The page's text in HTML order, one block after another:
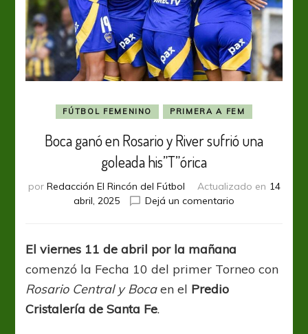
FÚTBOL FEMENINO PRIMERA A FEM
Boca ganó en Rosario y River sufrió una
goleada his”T”órica
por Redacción El Rincón del Fútbol Actualizado en 14
abril, 2025
Dejá un comentario
Rosario
y
El viernes 11 de abril por la mañana
comenzó la Fecha 10 del primer Torneo con
Rosario Central y Bocaen el Predio
Cristalería de Santa Fe.